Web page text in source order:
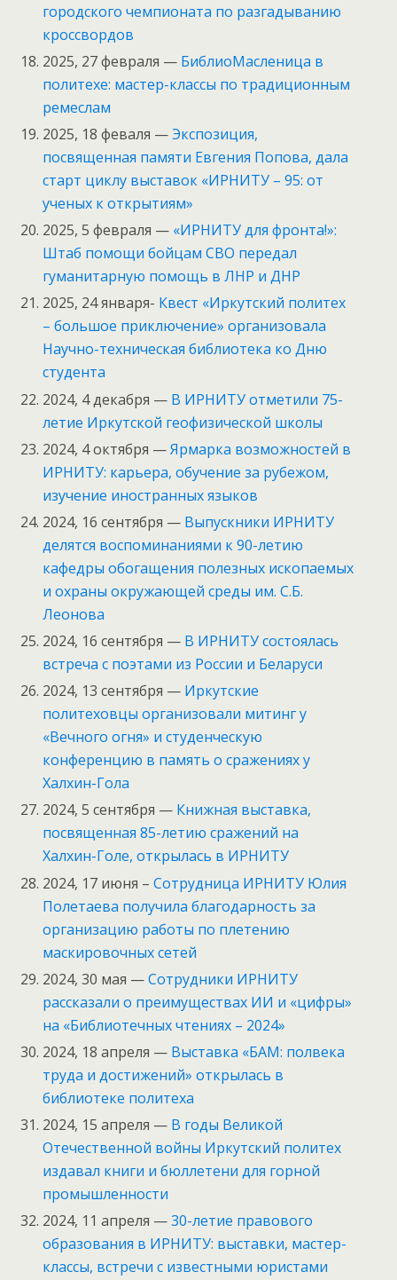
городского чемпионата по разгадыванию
кроссвордов
2025, 27 февраля — БиблиоМасленица в
политехе: мастер-классы по традиционным
ремеслам
2025, 18 феваля —Экспозиция,
посвященная памяти Евгения Попова, дала
старт циклу выставок «ИРНИТУ – 95: от
ученых к открытиям»
2025, 5 февраля — «ИРНИТУ для фронта!»:
Штаб помощи бойцам СВО передал
гуманитарную помощь в ЛНР и ДНР
2025, 24 января- Квест «Иркутский политех
– большое приключение» организовала
Научно-техническая библиотека ко Дню
студента
2024, 4 декабря — В ИРНИТУ отметили 75-
летие Иркутской геофизической школы
2024, 4 октября —Ярмарка возможностей в
ИРНИТУ: карьера, обучение за рубежом,
изучение иностранных языков
2024, 16 сентября — Выпускники ИРНИТУ
делятся воспоминаниями к 90-летию
кафедры обогащения полезных ископаемых
и охраны окружающей среды им. С.Б.
Леонова
2024, 16 сентября — В ИРНИТУ состоялась
встреча с поэтами из России и Беларуси
2024, 13 сентября — Иркутские
политеховцы организовали митинг у
«Вечного огня» и студенческую
конференцию в память о сражениях у
Халхин-Гола
2024, 5 сентября — Книжная выставка,
посвященная 85-летию сражений на
Халхин-Голе, открылась в ИРНИТУ
2024, 17 июня –Сотрудница ИРНИТУ Юлия
Полетаева получила благодарность за
организацию работы по плетению
маскировочных сетей
2024, 30 мая —Сотрудники ИРНИТУ
рассказали о преимуществах ИИ и «цифры»
на «Библиотечных чтениях – 2024»
2024, 18 апреля — Выставка «БАМ: полвека
труда и достижений» открылась в
библиотеке политеха
2024, 15 апреля — В годы Великой
Отечественной войны Иркутский политех
издавал книги и бюллетени для горной
промышленности
2024, 11 апреля —30-летие правового
образования в ИРНИТУ: выставки, мастер-
классы, встречи с известными юристами